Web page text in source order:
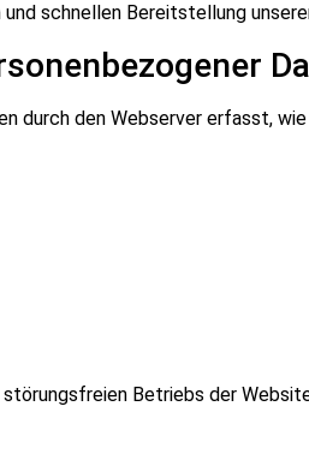
schnellen Bereitstellung
durch den Webserver erfasst, wie
Betriebs der